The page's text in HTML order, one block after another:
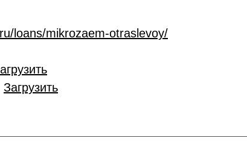
loans/mikrozaem-otraslevoy/
Загрузить